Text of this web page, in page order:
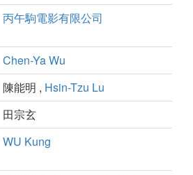
丙午駒電影有限公司
Chen-Ya Wu
陳能明 , Hsin-Tzu Lu
田宗玄
WU Kung